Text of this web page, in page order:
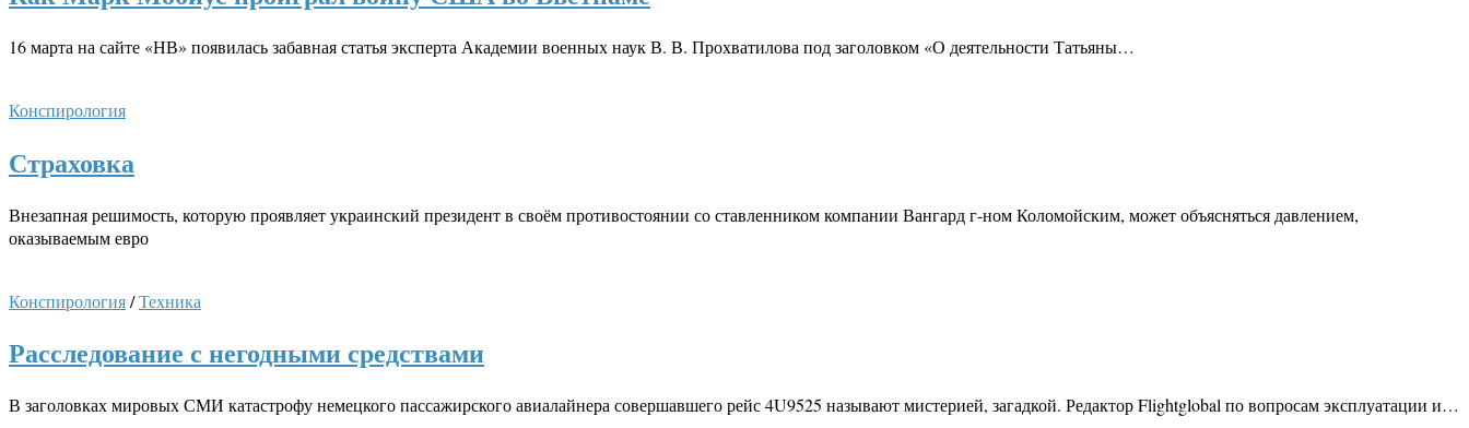
16 марта на сайте «НВ» появилась забавная статья эксперта Академии военных наук В. В. Прохватилова под заголовком «О деятельности Татьяны…
Конспирология
Страховка
Внезапная решимость, которую проявляет украинский президент в своём противостоянии со ставленником компании Вангард г-ном Коломойским, может объясняться давлением,
оказываемым евро
Конспирология/Техника
Расследование с негодными средствами
В заголовках мировых СМИ катастрофу немецкого пассажирского авиалайнера совершавшего рейс 4U9525 называют мистерией, загадкой. Редактор Flightglobal по вопросам эксплуатации и…